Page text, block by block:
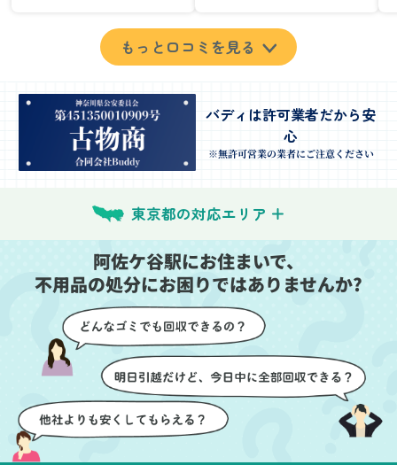
が集めた物や古い家具が
多く、自分たちだけでは
どうにもならない状態で
んが手際よく片付けてく
れたので、部屋が驚くほ
どスッキリしました。自
分では手が回らなかった
場所も含め、プロの力を
特に、物が散乱していた
イテムの仕分けを迅速か
つ丁寧に対応していただ
けたのがありがたかった
です。家族それぞれが必
要なものを確認しながら
進めることができ、安心
感を持って作業をお任せ
できました。さらに、作
業終了後には部屋全体を
清掃していただき、まる
で新しい家のような清潔
感に感動しました。
とができました。特に、
古い家具や壊れた家電な
ど、処分が難しいものが
きました。
当日は2名のスタッフが来
てくださり、作業の流れ
ちらも安心感を持って作
壁や床を傷つけないよう
に細心の注意を払ってい
ただき、家全体がスムー
ズに片付いていくのがと
ても嬉しかったです。作
業が終わった後には、こ
ちらからお願いしなくて
も部屋を簡単に清掃して
いただけたのも好印象で
した。
もっと口コミを見る
バディは許可業者だから安
心
※無許可営業の業者にご注意ください
東京都の対応エリア
阿佐ケ谷駅にお住まいで、
不用品の処分にお困りではありませんか?